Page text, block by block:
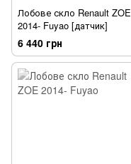
Лобове скло Renault ZOE
2014- Fuyao [датчик]
6 440 грн